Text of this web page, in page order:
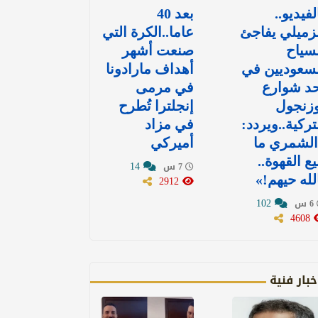
يفاجئ
في
شوارع
ما
القهوة..
حيهم!»
بعد 40
عاما..الكرة التي
صنعت أشهر
أهداف مارادونا
في مرمى
إنجلترا تُطرح
في مزاد
أميركي
فنية